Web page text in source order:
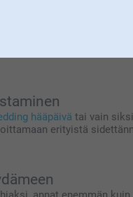
hääpäivä tai vain
erityistä